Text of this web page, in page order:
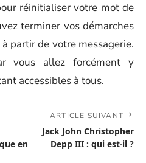
réinitialiser votre mot de
terminer vos démarches
partir de votre messagerie.
vous allez forcément y
accessibles à tous.
en
ARTICLE SUIVANT
Jack John Christopher
Depp III : qui est-il ?